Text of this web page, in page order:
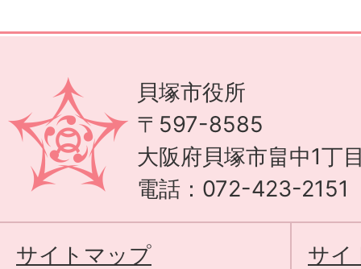
貝塚市役所
〒597-8585
大阪府貝塚市畠中1丁
電話：072-423-2151
サイトマップ サイ